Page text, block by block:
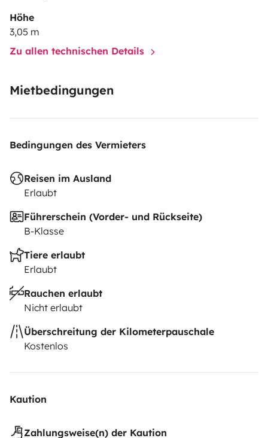
Höhe
3,05 m
Zu allen technischen Details
Mietbedingungen
Bedingungen des Vermieters
Reisen im Ausland
Erlaubt
Führerschein (Vorder- und Rückseite)
B-Klasse
Tiere erlaubt
Erlaubt
Rauchen erlaubt
Nicht erlaubt
Überschreitung der Kilometerpauschale
Kostenlos
Kaution
Zahlungsweise(n) der Kaution